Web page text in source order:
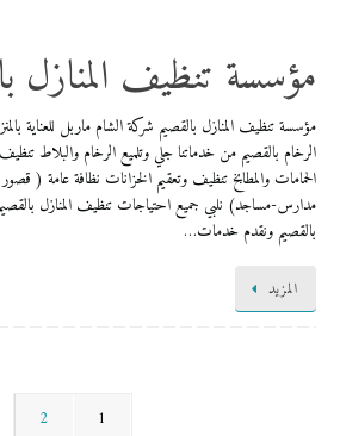
مؤسسة تنظيف المنازل
الرخام بالقصيم من خدماتنا جلي وتلميع الرخام والبلاط
الحمامات والمطابخ تنظيف وتعقيم الخزانات نظافة عامة (
مدارس-مساجد) نلبي جميع احتياجات تنظيف المنازل
بالقصيم ونقدم خدمات…
المزيد
1
2